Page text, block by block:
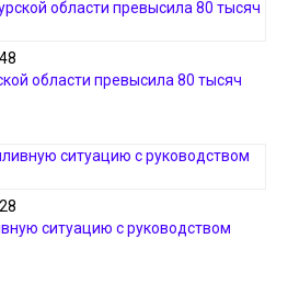
области превысила 80 тысяч
ситуацию с руководством